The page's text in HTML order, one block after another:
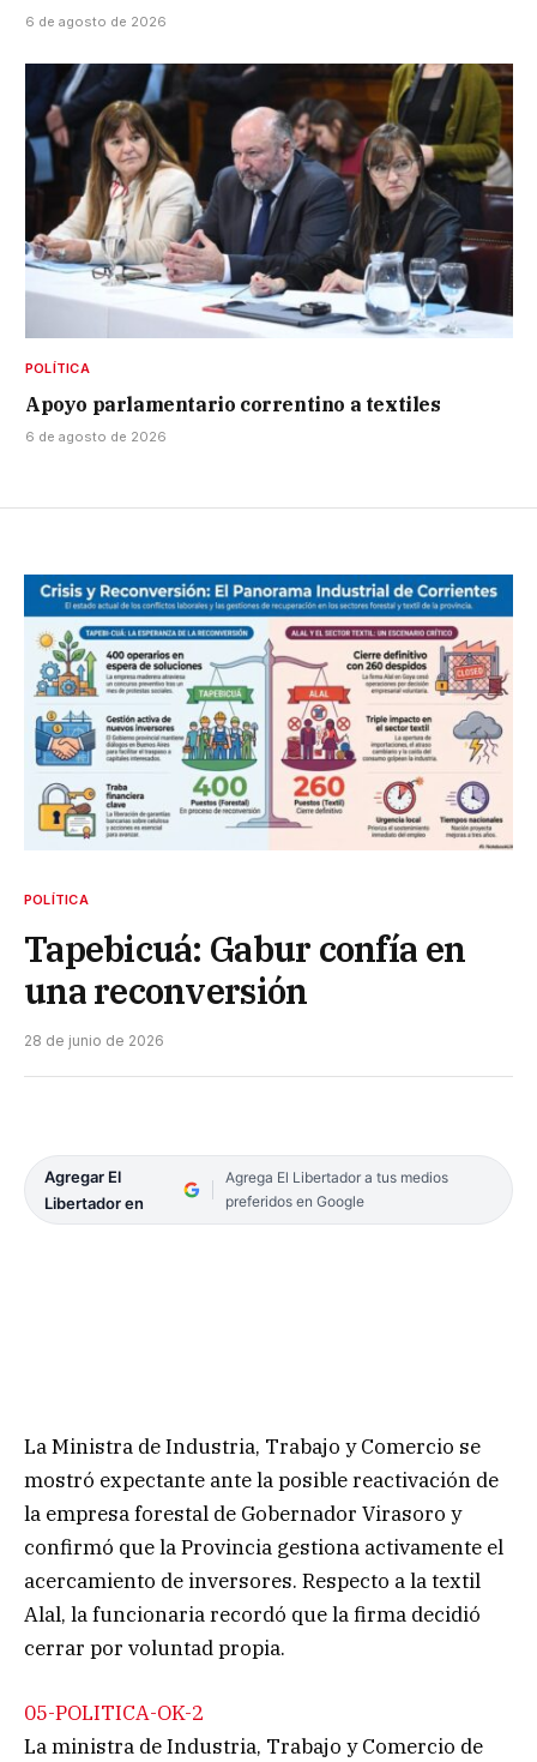
6 de agosto de 2026
POLÍTICA
Apoyo parlamentario correntino a textiles
6 de agosto de 2026
POLÍTICA
Tapebicuá: Gabur confía en
una reconversión
28 de junio de 2026
Agregar El
Libertador en
Agrega El Libertador a tus medios
preferidos en Google
La Ministra de Industria, Trabajo y Comercio se
mostró expectante ante la posible reactivación de
la empresa forestal de Gobernador Virasoro y
confirmó que la Provincia gestiona activamente el
acercamiento de inversores. Respecto a la textil
Alal, la funcionaria recordó que la firma decidió
cerrar por voluntad propia.
05-POLITICA-OK-2
La ministra de Industria, Trabajo y Comercio de